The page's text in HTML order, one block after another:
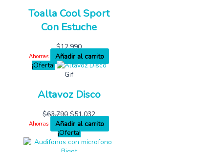
Toalla Cool Sport
Con Estuche
$12,990
Ahorras
Añadir al carrito
¡Oferta!
Gif
Altavoz Disco
$63,790 $51,032
Ahorras
Añadir al carrito
¡Oferta!